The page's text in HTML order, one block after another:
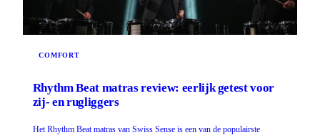
COMFORT
Rhythm Beat matras review: eerlijk getest voor
zij- en rugliggers
Het Rhythm Beat matras van Swiss Sense is een van de populairste